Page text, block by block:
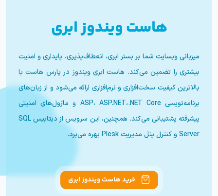
هاست ویندوز ابری
میزبانی وبسایت شما بر بستر ابری، انعطاف‌پذیری، پایداری و امنیت
بیشتری را تضمین می‌کند. هاست ابری ویندوز در پارس هاست با
بالاترین کیفیت سخت‌افزاری و نرم‌افزاری ارائه می‌شود و از زبان‌های
برنامه‌نویسی ASP، ASP.NET،.NET Core و ماژول‌های امنیتی
پیشرفته پشتیبانی می‌کند. همچنین، این سرویس از دیتابیس SQL
Server و کنترل پنل مدیریت Plesk بهره می‌برد.
خرید هاست ویندوز ابری